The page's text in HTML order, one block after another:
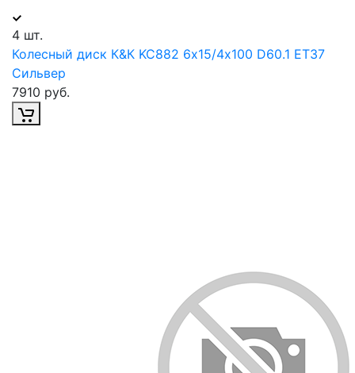
4 шт.
Колесный диск К&К KC882 6х15/4х100 D60.1 ET37
Сильвер
7910 руб.